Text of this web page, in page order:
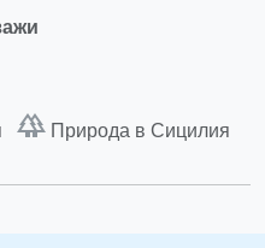
forest Природа в Сицилия